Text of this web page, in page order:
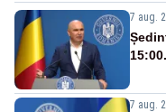
7 aug.
7 aug.